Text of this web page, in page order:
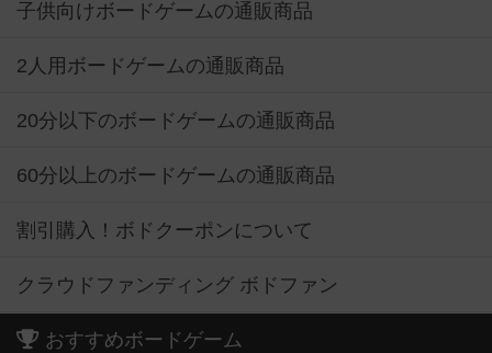
子供向けボードゲームの通販商品
2人用ボードゲームの通販商品
20分以下のボードゲームの通販商品
60分以上のボードゲームの通販商品
割引購入！ボドクーポンについて
クラウドファンディング ボドファン
おすすめボードゲーム